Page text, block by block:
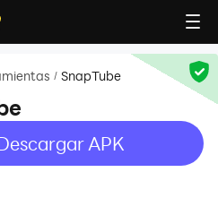
/ SnapTube
APK